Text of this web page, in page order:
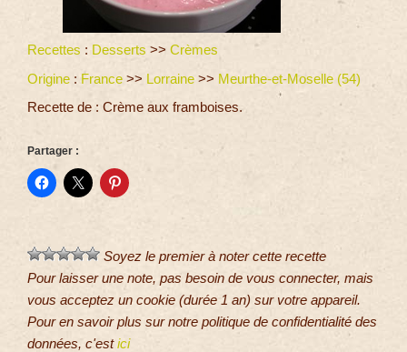
Recettes : Desserts >> Crèmes
Origine : France >> Lorraine >> Meurthe-et-Moselle (54)
Recette de : Crème aux framboises.
Partager :
Soyez le premier à noter cette recette
Pour laisser une note, pas besoin de vous connecter, mais
vous acceptez un cookie (durée 1 an) sur votre appareil.
Pour en savoir plus sur notre politique de confidentialité des
données, c'estici